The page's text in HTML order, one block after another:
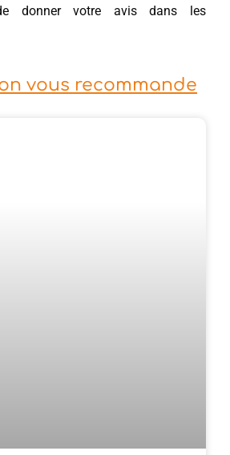
donner votre avis dans les
vous recommande